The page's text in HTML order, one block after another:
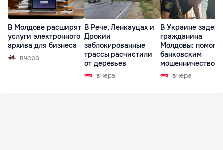
В Молдове расширят
услуги электронного
архива для бизнеса
вчера
В Рече, Ленкауцах и
Дрокии
заблокированные
трассы расчистили
от деревьев
вчера
В Украине
гражданина
Молдовы:
банковским
мошенничеством
Чехиивчера